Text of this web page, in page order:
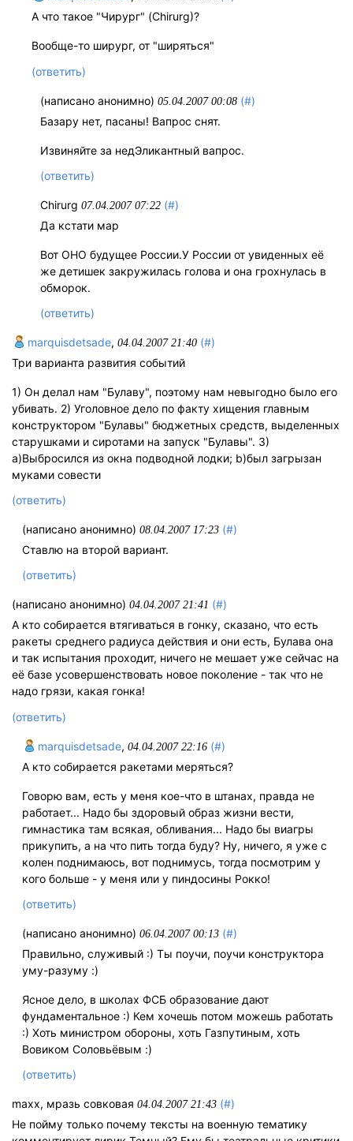
А что такое "Чирург" (Chirurg)?
Вообще-то ширург, от "ширяться"
(ответить)
(написано анонимно)05.04.2007 00:08 (#)
Базару нет, пасаны! Вапрос снят.
Извиняйте за недЭликантный вапрос.
(ответить)
Chirurg07.04.2007 07:22 (#)
Да кстати мар
Вот ОНО будущее России.У России от увиденных её
же детишек закружилась голова и она грохнулась в
обморок.
(ответить)
marquisdetsade, 04.04.2007 21:40 (#)
Три варианта развития событий
1) Он делал нам "Булаву", поэтому нам невыгодно было его
убивать. 2) Уголовное дело по факту хищения главным
конструктором "Булавы" бюджетных средств, выделенных
старушками и сиротами на запуск "Булавы". 3)
а)Выбросился из окна подводной лодки; b)был загрызан
муками совести
(ответить)
(написано анонимно) 08.04.2007 17:23 (#)
Ставлю на второй вариант.
(ответить)
(написано анонимно) 04.04.2007 21:41 (#)
А кто собирается втягиваться в гонку, сказано, что есть
ракеты среднего радиуса действия и они есть, Булава она
и так испытания проходит, ничего не мешает уже сейчас на
её базе усовершенствовать новое поколение - так что не
надо грязи, какая гонка!
(ответить)
marquisdetsade, 04.04.2007 22:16 (#)
А кто собирается ракетами меряться?
Говорю вам, есть у меня кое-что в штанах, правда не
работает... Надо бы здоровый образ жизни вести,
гимнастика там всякая, обливания... Надо бы виагры
прикупить, а на что пить тогда буду? Ну, ничего, я уже с
колен поднимаюсь, вот поднимусь, тогда посмотрим у
кого больше - у меня или у пиндосины Рокко!
(ответить)
(написано анонимно) 06.04.2007 00:13 (#)
Правильно, служивый :) Ты поучи, поучи конструктора
уму-разуму :)
Ясное дело, в школах ФСБ образование дают
фундаментальное :) Кем хочешь потом можешь работать
:) Хоть министром обороны, хоть Газпутиным, хоть
Вовиком Соловьёвым :)
(ответить)
maxx, мразь совковая 04.04.2007 21:43 (#)
Не пойму только почему тексты на военную тематику